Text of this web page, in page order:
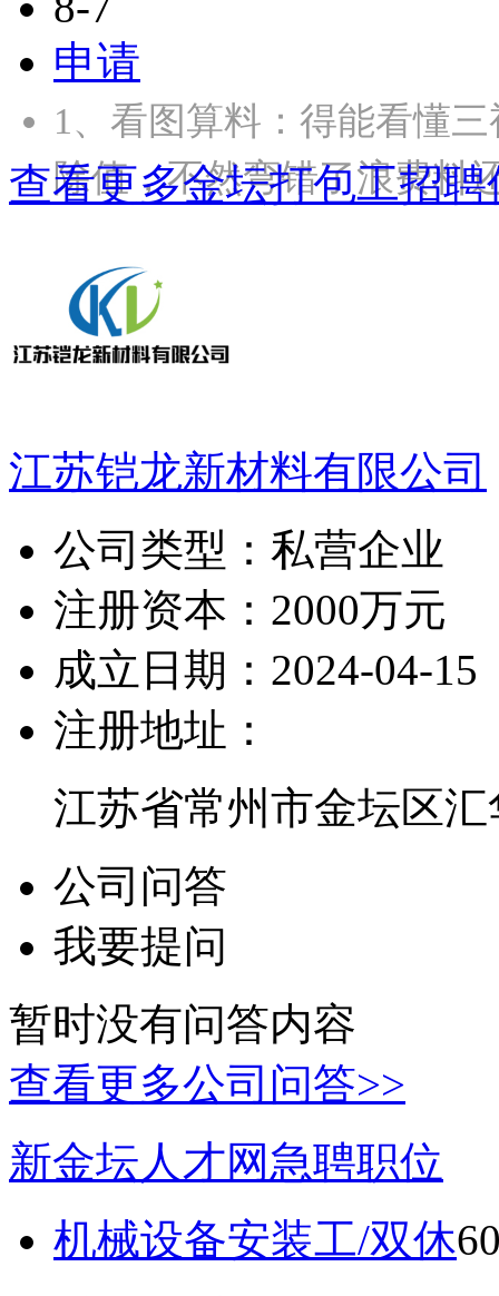
申请
1、‌看图算料‌：得能看懂
除值，不然弯错了浪费
查看更多金坛打包工招聘
江苏铠龙新材料有限公司
公司类型： 私营企业
注册资本： 2000万元
成立日期： 2024-04-15
注册地址：
江苏省常州市金坛区汇
公司问答
我要提问
暂时没有问答内容
查看更多公司问答>>
新金坛人才网急聘职位
机械设备安装工/双休